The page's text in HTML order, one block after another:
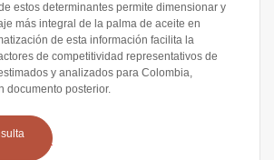
estos determinantes permite dimensionar y
más integral de la palma de aceite en
de esta información facilita la
de competitividad representativos de
y analizados para Colombia,
documento posterior.